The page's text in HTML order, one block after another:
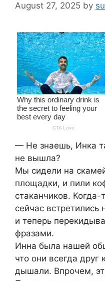
August 27, 2025 by
— Не знаешь, Инка
не вышла?
Мы сидели на
площадки, и пили
стаканчиков. Когда-
сейчас
и теперь
фразами.
Инна была нашей
что они всегда друг
дышали. Впрочем,